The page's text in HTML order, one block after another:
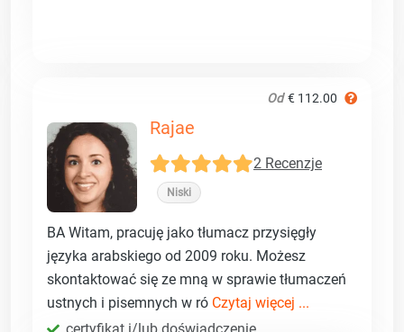
Od € 112.00
Rajae
2 Recenzje
Niski
BA Witam, pracuję jako tłumacz przysięgły
języka arabskiego od 2009 roku. Możesz
skontaktować się ze mną w sprawie tłumaczeń
ustnych i pisemnych w ró Czytaj więcej ...